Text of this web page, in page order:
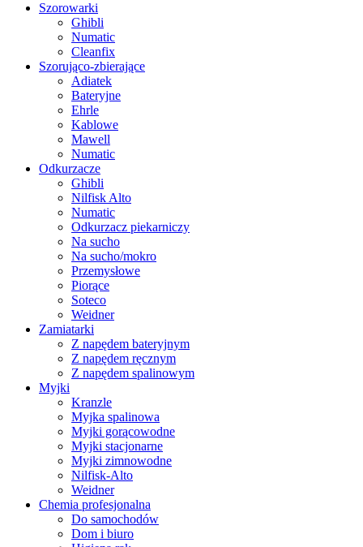
Szorowarki
Ghibli
Numatic
Cleanfix
Szorująco-zbierające
Adiatek
Bateryjne
Ehrle
Kablowe
Mawell
Numatic
Odkurzacze
Ghibli
Nilfisk Alto
Numatic
Odkurzacz piekarniczy
Na sucho
Na sucho/mokro
Przemysłowe
Piorące
Soteco
Weidner
Zamiatarki
Z napędem bateryjnym
Z napędem ręcznym
Z napędem spalinowym
Myjki
Kranzle
Myjka spalinowa
Myjki gorącowodne
Myjki stacjonarne
Myjki zimnowodne
Nilfisk-Alto
Weidner
Chemia profesjonalna
Do samochodów
Dom i biuro